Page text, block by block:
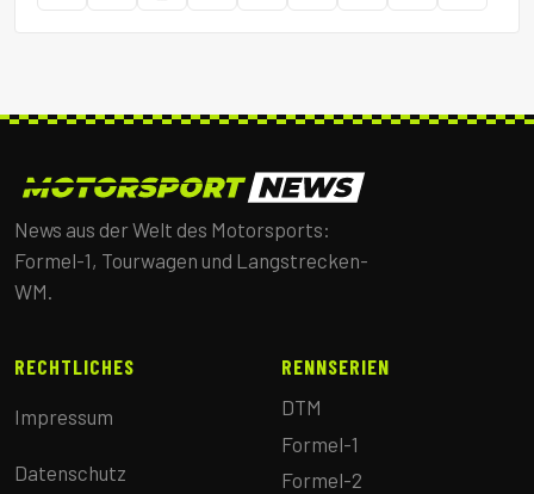
News aus der Welt des Motorsports:
Formel-1, Tourwagen und Langstrecken-
WM.
RECHTLICHES
Impressum
Datenschutz
RENNSERIEN
DTM
Formel-1
Formel-2